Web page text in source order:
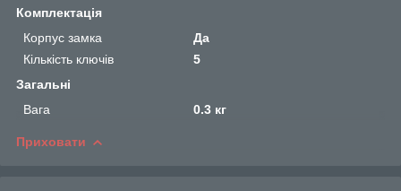
Комплектація
Корпус замка
Да
Кількість ключів
5
Загальні
Вага
0.3 кг
Приховати